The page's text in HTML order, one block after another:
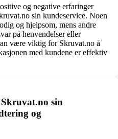
og negative erfaringer
sin kundeservice. Noen
og hjelpsom, mens andre
på henvendelser eller
være viktig for Skruvat.no å
med kundene er effektiv
sin
og